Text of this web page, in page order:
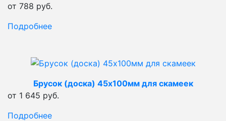
от 788 руб.
Подробнее
Брусок (доска) 45х100мм для скамеек
от 1 645 руб.
Подробнее